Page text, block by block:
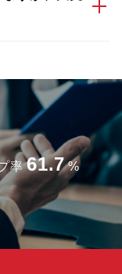
率 61.7 %